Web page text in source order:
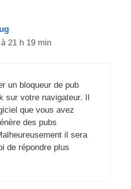
21 h 19 min
un bloqueur de pub
sur votre navigateur. Il
que vous avez
des pubs
il sera
de répondre plus